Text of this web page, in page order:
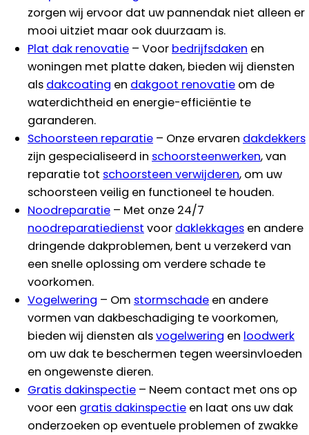
zorgen wij ervoor dat uw pannendak niet alleen er
mooi uitziet maar ook duurzaam is.
Plat dak renovatie – Voor bedrijfsdaken en
woningen met platte daken, bieden wij diensten
als dakcoating en dakgoot renovatie om de
waterdichtheid en energie-efficiëntie te
garanderen.
Schoorsteen reparatie – Onze ervaren dakdekkers
zijn gespecialiseerd in schoorsteenwerken, van
reparatie tot schoorsteen verwijderen, om uw
schoorsteen veilig en functioneel te houden.
Noodreparatie – Met onze 24/7
noodreparatiedienst voor daklekkages en andere
dringende dakproblemen, bent u verzekerd van
een snelle oplossing om verdere schade te
voorkomen.
Vogelwering – Om stormschade en andere
vormen van dakbeschadiging te voorkomen,
bieden wij diensten alsvogelwering en loodwerk
om uw dak te beschermen tegen weersinvloeden
en ongewenste dieren.
Gratis dakinspectie – Neem contact met ons op
voor een gratis dakinspectie en laat ons uw dak
onderzoeken op eventuele problemen of zwakke